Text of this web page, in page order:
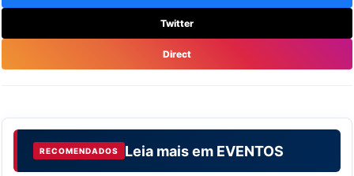
Twitter
Direct
RECOMENDADOS Leia mais em EVENTOS